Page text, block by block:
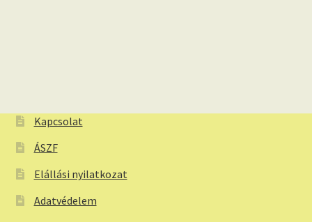
Kapcsolat
ÁSZF
Elállási nyilatkozat
Adatvédelem